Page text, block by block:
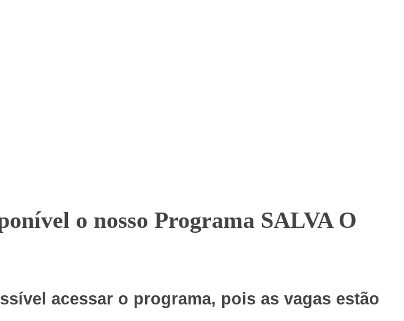
o nosso Programa SALVA O
acessar o programa, pois as vagas estão